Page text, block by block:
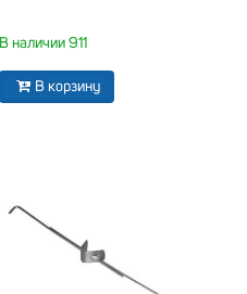
В наличии 911
В корзину